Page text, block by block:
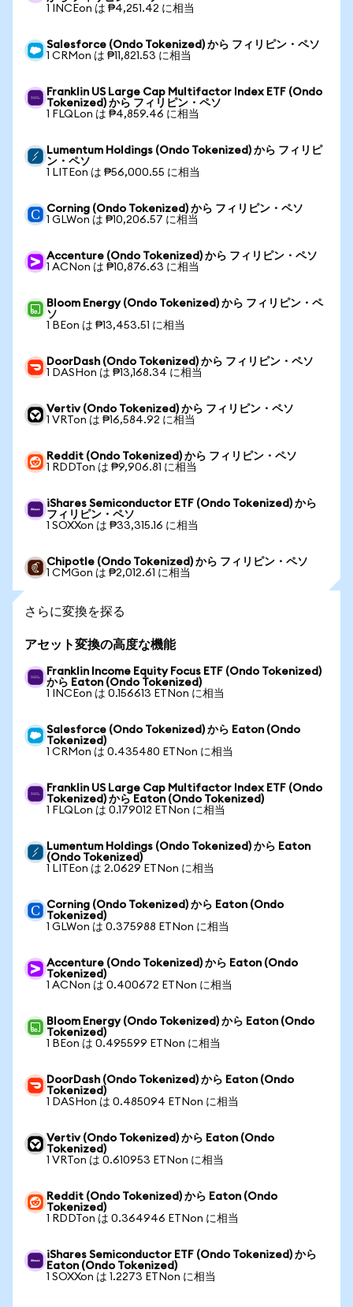
1 INCEon は ₱4,251.42 に相当
Salesforce (Ondo Tokenized) から フィリピン・ペソ
1 CRMon は ₱11,821.53 に相当
Franklin US Large Cap Multifactor Index ETF (Ondo
Tokenized) から フィリピン・ペソ
1 FLQLon は ₱4,859.46 に相当
Lumentum Holdings (Ondo Tokenized) から フィリピ
ン・ペソ
1 LITEon は ₱56,000.55 に相当
Corning (Ondo Tokenized) から フィリピン・ペソ
1 GLWon は ₱10,206.57 に相当
Accenture (Ondo Tokenized) から フィリピン・ペソ
1 ACNon は ₱10,876.63 に相当
Bloom Energy (Ondo Tokenized) から フィリピン・ペ
ソ
1 BEon は ₱13,453.51 に相当
DoorDash (Ondo Tokenized) から フィリピン・ペソ
1 DASHon は ₱13,168.34 に相当
Vertiv (Ondo Tokenized) から フィリピン・ペソ
1 VRTon は ₱16,584.92 に相当
Reddit (Ondo Tokenized) から フィリピン・ペソ
1 RDDTon は ₱9,906.81 に相当
iShares Semiconductor ETF (Ondo Tokenized) から
フィリピン・ペソ
1 SOXXon は ₱33,315.16 に相当
Chipotle (Ondo Tokenized) から フィリピン・ペソ
1 CMGon は ₱2,012.61 に相当
さらに変換を探る
アセット変換の高度な機能
Franklin Income Equity Focus ETF (Ondo Tokenized)
から Eaton (Ondo Tokenized)
1 INCEon は 0.156613 ETNon に相当
Salesforce (Ondo Tokenized) から Eaton (Ondo
Tokenized)
1 CRMon は 0.435480 ETNon に相当
Franklin US Large Cap Multifactor Index ETF (Ondo
Tokenized) から Eaton (Ondo Tokenized)
1 FLQLon は 0.179012 ETNon に相当
Lumentum Holdings (Ondo Tokenized) から Eaton
(Ondo Tokenized)
1 LITEon は 2.0629 ETNon に相当
Corning (Ondo Tokenized) から Eaton (Ondo
Tokenized)
1 GLWon は 0.375988 ETNon に相当
Accenture (Ondo Tokenized) から Eaton (Ondo
Tokenized)
1 ACNon は 0.400672 ETNon に相当
Bloom Energy (Ondo Tokenized) から Eaton (Ondo
Tokenized)
1 BEon は 0.495599 ETNon に相当
DoorDash (Ondo Tokenized) から Eaton (Ondo
Tokenized)
1 DASHon は 0.485094 ETNon に相当
Vertiv (Ondo Tokenized) から Eaton (Ondo
Tokenized)
1 VRTon は 0.610953 ETNon に相当
Reddit (Ondo Tokenized) から Eaton (Ondo
Tokenized)
1 RDDTon は 0.364946 ETNon に相当
iShares Semiconductor ETF (Ondo Tokenized) から
Eaton (Ondo Tokenized)
1 SOXXon は 1.2273 ETNon に相当